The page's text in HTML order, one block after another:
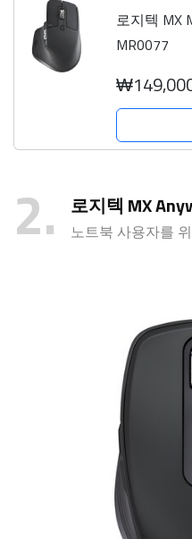
로지텍 MX
MR0077
2 로지텍 MX
노트북 사용자를